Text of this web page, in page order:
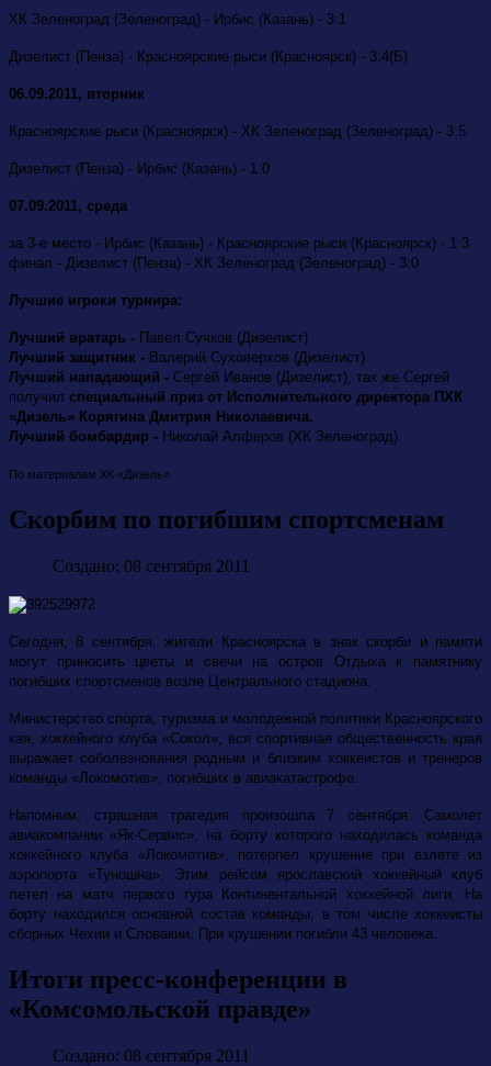
ХК Зеленоград (Зеленоград) - Ирбис (Казань) - 3:1
Дизелист (Пенза) - Красноярские рыси (Красноярск) - 3:4(Б)
06.09.2011, вторник
Красноярские рыси (Красноярск) - ХК Зеленоград (Зеленоград) - 3:5
Дизелист (Пенза) - Ирбис (Казань) - 1:0
07.09.2011, среда
за 3-е место - Ирбис (Казань) - Красноярские рыси (Красноярск) - 1:3
финал - Дизелист (Пенза) - ХК Зеленоград (Зеленоград) - 3:0
Лучшие игроки турнира:
Лучший вратарь - Павел Сучков (Дизелист)
Лучший защитник - Валерий Суховерхов (Дизелист)
Лучший нападающий - Сергей Иванов (Дизелист), так же Сергей
получил специальный приз от Исполнительного директора ПХК
«Дизель» Корягина Дмитрия Николаевича.
Лучший бомбардир - Николай Алферов (ХК Зеленоград).
По материалам ХК «Дизель».
Скорбим по погибшим спортсменам
Создано: 08 сентября 2011
Сегодня, 8 сентября, жители Красноярска в знак скорби и памяти
могут приносить цветы и свечи на остров Отдыха к памятнику
погибших спортсменов возле Центрального стадиона.
Министерство спорта, туризма и молодежной политики Красноярского
кая, хоккейного клуба «Сокол», вся спортивная общественность края
выражает соболезнования родным и близким хоккеистов и тренеров
команды «Локомотив», погибших в авиакатастрофе.
Напомним, страшная трагедия произошла 7 сентября. Самолет
авиакомпании «Як-Сервис», на борту которого находилась команда
хоккейного клуба «Локомотив», потерпел крушение при взлете из
аэропорта «Туношна». Этим рейсом ярославский хоккейный клуб
летел на матч первого тура Континентальной хоккейной лиги. На
борту находился основной состав команды, в том числе хоккеисты
сборных Чехии и Словакии. При крушении погибли 43 человека.
Итоги пресс-конференции в
«Комсомольской правде»
Создано: 08 сентября 2011